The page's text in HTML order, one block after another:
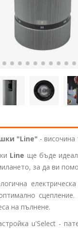
"Line" - височина
Line ще бъде
за да ви
на пълнене.
u'Select-